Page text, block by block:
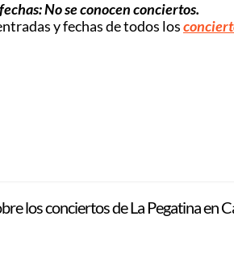
No se conocen conciertos.
y fechas de todos los
los conciertos de La Pegatina en